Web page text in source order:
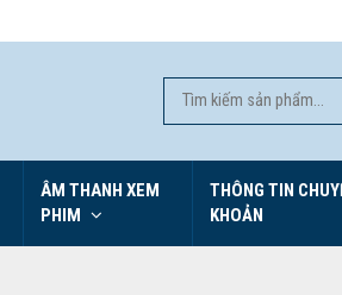
ÂM THANH XEM
PHIM
THÔNG TIN
KHOẢN